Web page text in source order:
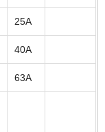
25A
40A
63A